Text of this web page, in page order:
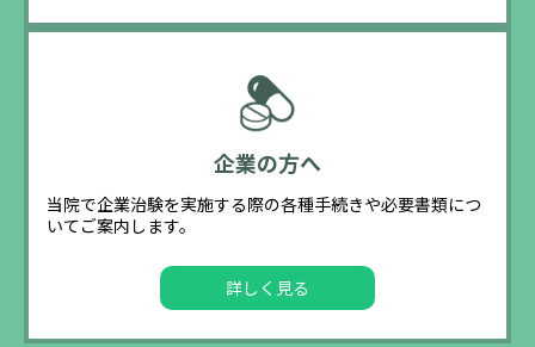
企業の方へ
当院で企業治験を実施する際の各種手続きや必要書類につ
いてご案内します。
詳しく見る